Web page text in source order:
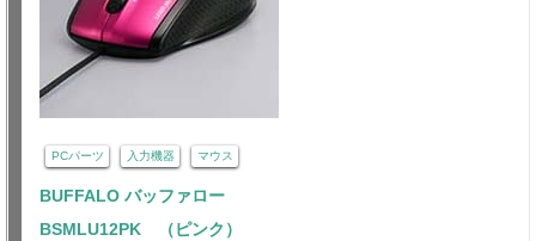
PCパーツ 入力機器 マウス
BUFFALO バッファロー
BSMLU12PK （ピンク）